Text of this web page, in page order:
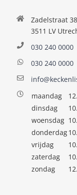
Zadelstraat 38
3511 LV
030 240 0000
030 240 0000
maandag
dinsdag
woensdag
donderdag
vrijdag
zaterdag
zondag